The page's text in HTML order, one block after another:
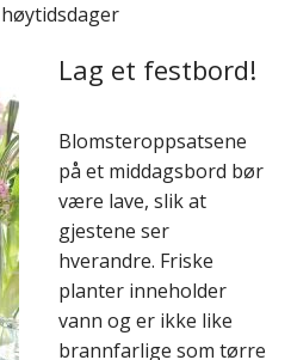
Lag et festbord!
Blomsteroppsatsene
på et middagsbord bør
være lave, slik at
gjestene ser
hverandre. Friske
planter inneholder
vann og er ikke like
brannfarlige som tørre